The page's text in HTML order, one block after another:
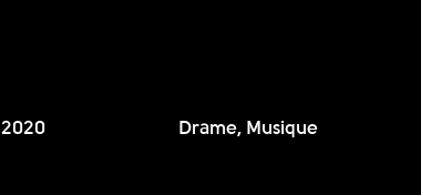
2020 Drame, Musique